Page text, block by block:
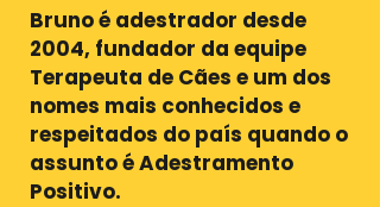
Bruno é adestrador desde
2004, fundador da equipe
Terapeuta de Cães e um dos
nomes mais conhecidos e
respeitados do país quando o
assunto é Adestramento
Positivo.